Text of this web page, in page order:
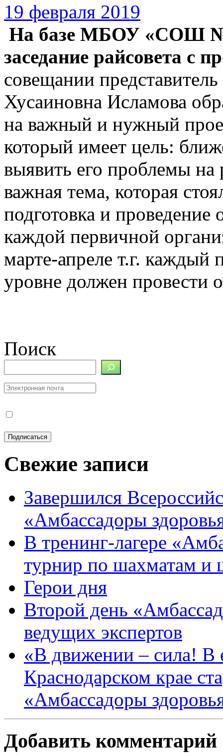
19 февраля 2019
На базе МБОУ «СОШ
заседание райсовета с
совещании
Хусаиновна Исламова
на важный и нужный
который имеет цель:
выявить его проблемы на
важная тема, которая
подготовка и
каждой первичной
марте-апреле т.г.
уровне должен провести
Поиск
Свежие записи
Завершился
«Амбассадоры
В тренинг-лагере
турнир по шахматам и
Герои дня
Второй день
ведущих экспертов
«В движении – сила! В
Краснодарском крае
«Амбассадоры
Добавить комментарий